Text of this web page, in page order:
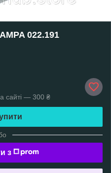
022.191
сайті — 300 ₴
з